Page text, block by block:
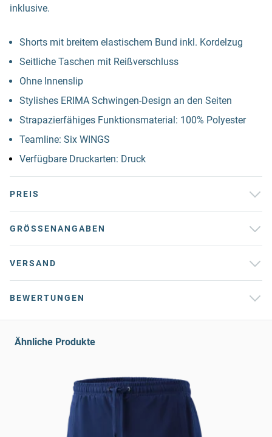
inklusive.
Shorts mit breitem elastischem Bund inkl. Kordelzug
Seitliche Taschen mit Reißverschluss
Ohne Innenslip
Stylishes ERIMA Schwingen-Design an den Seiten
Strapazierfähiges Funktionsmaterial: 100% Polyester
Teamline: Six WINGS
Verfügbare Druckarten: Druck
PREIS
GRÖSSENANGABEN
VERSAND
BEWERTUNGEN
Ähnliche Produkte